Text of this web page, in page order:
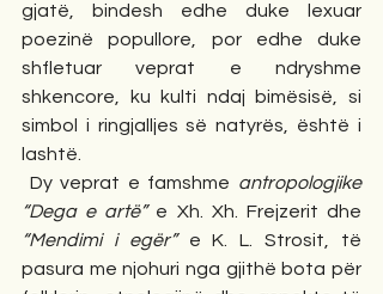
gjatë, bindesh edhe duke lexuar
poezinë popullore, por edhe duke
shfletuar veprat e ndryshme
shkencore, ku kulti ndaj bimësisë, si
simbol i ringjalljes së natyrës, është i
lashtë.
Dy veprat e famshme antropologjike
“Dega e artë”
“Mendimi i egër” e K. L. Strosit, të
pasura me njohuri nga gjithë bota për